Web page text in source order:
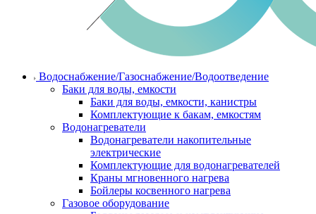
Водоснабжение/Газоснабжение/Водоотведение
Баки для воды, емкости
Баки для воды, емкости, канистры
Комплектующие к бакам, емкостям
Водонагреватели
Водонагреватели накопительные
электрические
Комплектующие для водонагревателей
Краны мгновенного нагрева
Бойлеры косвенного нагрева
Газовое оборудование